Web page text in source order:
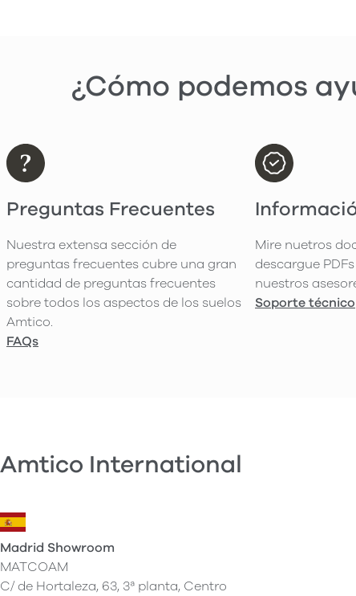
¿Cómo podemos
Preguntas Frecuentes
Nuestra extensa sección de
preguntas frecuentes cubre una gran
cantidad de preguntas frecuentes
sobre todos los aspectos de los suelos
Amtico.
FAQs
Mire nuetros
descargue
nuestros
Soporte técnico
Amtico International
Madrid Showroom
MATCOAM
C/ de Hortaleza, 63, 3ª planta, Centro